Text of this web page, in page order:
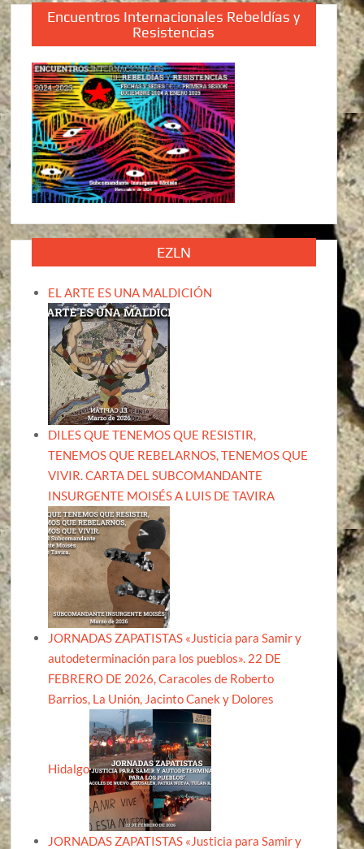
Encuentros Internacionales Rebeldías y
Resistencias
EZLN
EL ARTE ES UNA MALDICIÓN
DILES QUE TENEMOS QUE RESISTIR,
TENEMOS QUE REBELARNOS, TENEMOS QUE
VIVIR. CARTA DEL SUBCOMANDANTE
INSURGENTE MOISÉS A LUIS DE TAVIRA
JORNADAS ZAPATISTAS «Justicia para Samir y
autodeterminación para los pueblos». 22 DE
FEBRERO DE 2026, Caracoles de Roberto
Barrios, La Unión, Jacinto Canek y Dolores
Hidalgo
JORNADAS ZAPATISTAS «Justicia para Samir y